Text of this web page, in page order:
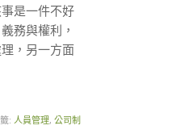
是一件不好
務與權利，
，另一方面
: 人員管理, 公司制